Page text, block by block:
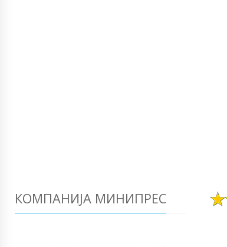
КОМПАНИЈА МИНИПРЕС